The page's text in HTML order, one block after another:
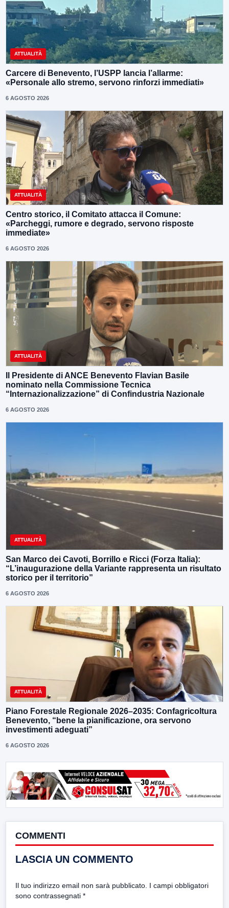
ATTUALITÀ
Carcere di Benevento, l’USPP lancia l’allarme:
«Personale allo stremo, servono rinforzi immediati»
6 AGOSTO 2026
ATTUALITÀ
Centro storico, il Comitato attacca il Comune:
«Parcheggi, rumore e degrado, servono risposte
immediate»
6 AGOSTO 2026
ATTUALITÀ
Il Presidente di ANCE Benevento Flavian Basile
nominato nella Commissione Tecnica
“Internazionalizzazione” di Confindustria Nazionale
6 AGOSTO 2026
ATTUALITÀ
San Marco dei Cavoti, Borrillo e Ricci (Forza Italia):
“L’inaugurazione della Variante rappresenta un risultato
storico per il territorio”
6 AGOSTO 2026
ATTUALITÀ
Piano Forestale Regionale 2026–2035: Confagricoltura
Benevento, “bene la pianificazione, ora servono
investimenti adeguati”
6 AGOSTO 2026
COMMENTI
LASCIA UN COMMENTO
Il tuo indirizzo email non sarà pubblicato. I campi obbligatori
sono contrassegnati *